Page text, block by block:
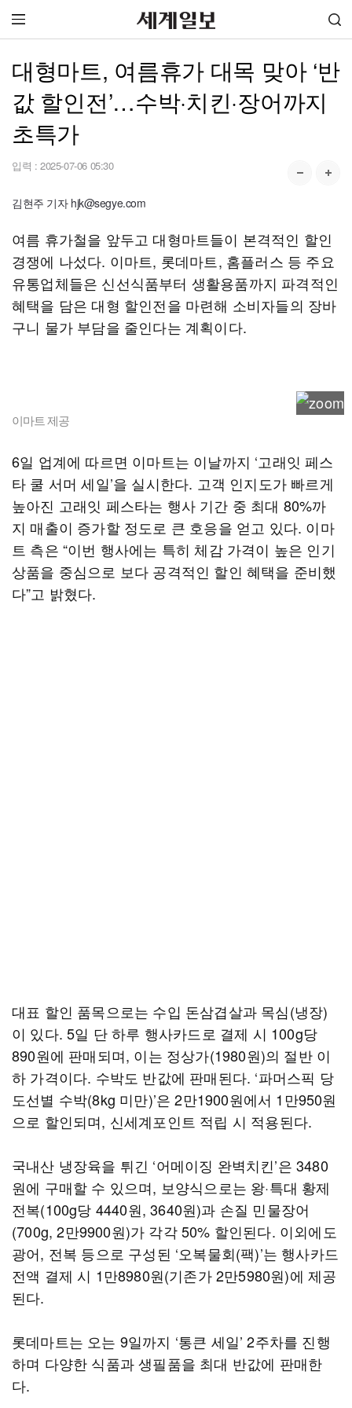
대형마트, 여름휴가 대목 맞아 ‘반
값 할인전’…수박·치킨·장어까지
초특가
입력 : 2025-07-06 05:30
김현주 기자 hjk@segye.com
여름 휴가철을 앞두고 대형마트들이 본격적인 할인
경쟁에 나섰다. 이마트, 롯데마트, 홈플러스 등 주요
유통업체들은 신선식품부터 생활용품까지 파격적인
혜택을 담은 대형 할인전을 마련해 소비자들의 장바
구니 물가 부담을 줄인다는 계획이다.
이마트 제공
6일 업계에 따르면 이마트는 이날까지 ‘고래잇 페스
타 쿨 서머 세일’을 실시한다. 고객 인지도가 빠르게
높아진 고래잇 페스타는 행사 기간 중 최대 80%까
지 매출이 증가할 정도로 큰 호응을 얻고 있다. 이마
트 측은 “이번 행사에는 특히 체감 가격이 높은 인기
상품을 중심으로 보다 공격적인 할인 혜택을 준비했
다”고 밝혔다.
대표 할인 품목으로는 수입 돈삼겹살과 목심(냉장)
이 있다. 5일 단 하루 행사카드로 결제 시 100g당
890원에 판매되며, 이는 정상가(1980원)의 절반 이
하 가격이다. 수박도 반값에 판매된다. ‘파머스픽 당
도선별 수박(8kg 미만)’은 2만1900원에서 1만950원
으로 할인되며, 신세계포인트 적립 시 적용된다.
국내산 냉장육을 튀긴 ‘어메이징 완벽치킨’은 3480
원에 구매할 수 있으며, 보양식으로는 왕·특대 황제
전복(100g당 4440원, 3640원)과 손질 민물장어
(700g, 2만9900원)가 각각 50% 할인된다. 이외에도
광어, 전복 등으로 구성된 ‘오복물회(팩)’는 행사카드
전액 결제 시 1만8980원(기존가 2만5980원)에 제공
된다.
롯데마트는 오는 9일까지 ‘통큰 세일’ 2주차를 진행
하며 다양한 식품과 생필품을 최대 반값에 판매한
다.